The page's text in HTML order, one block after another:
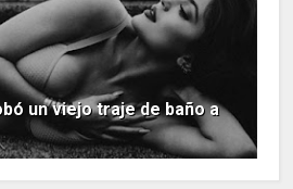
un viejo traje de baño a